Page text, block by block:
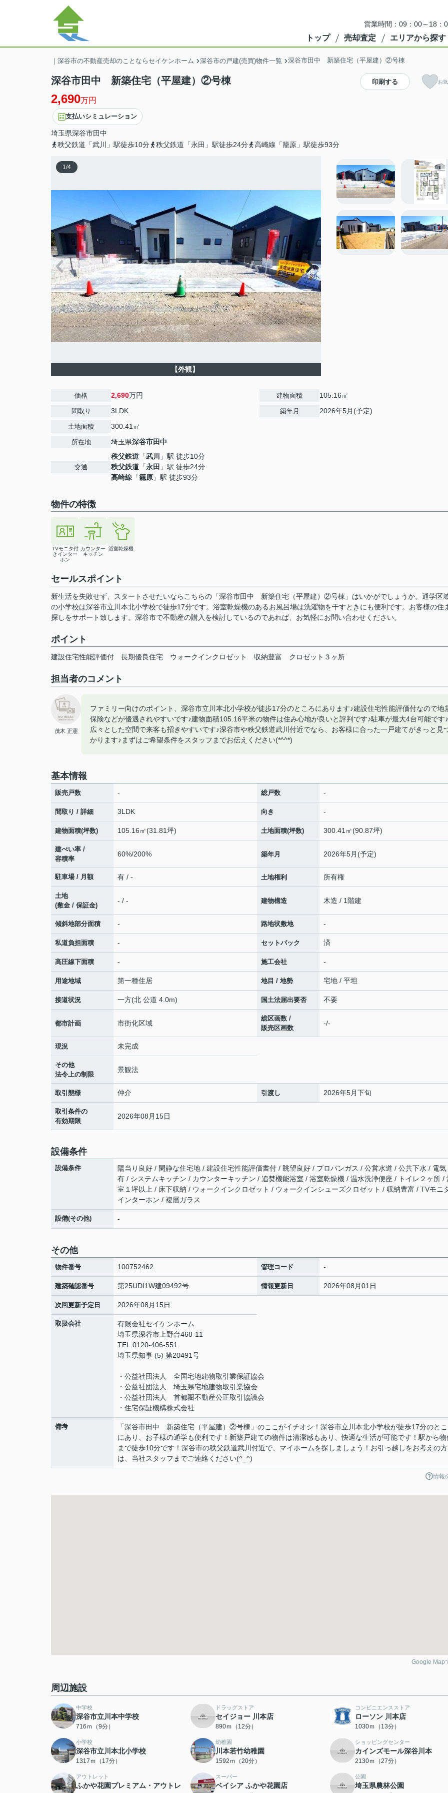
営業時間：09：00～18
トップ 売却査定 エリアから探す
｜深谷市の不動産売却のことならセイケンホーム 深谷市の戸建(売買)物件一覧 深谷市田中 新築住宅（平屋建）②号棟
深谷市田中 新築住宅（平屋建）②号棟
2,690万円
支払いシミュレーション
埼玉県深谷市田中
秩父鉄道「武川」駅徒歩10分
秩父鉄道「永田」駅徒歩24分 高崎線「籠原」駅徒歩93分
印刷する お
1/4
【外観】
価格 2,690万円
間取り 3LDK
土地面積 300.41㎡
所在地 埼玉県深谷市田中
交通
秩父鉄道 「武川
」駅 徒歩10分
秩父鉄道 「永田 」駅 徒歩24分
高崎線 「籠原 」駅 徒歩93分
建物面積 105.16㎡
築年月 2026年5月(予定)
物件の特徴
TVモニタ付
きインター
ホン
カウンター
キッチン
浴室乾燥機
セールスポイント
新生活を失敗せず、スタートさせたいならこちらの「深谷市田中 新築住宅（平屋建）②号棟」はいかがでしょうか。通学区
の小学校は深谷市立川本北小学校で徒歩17分です。浴室乾燥機のあるお風呂場は洗濯物を干すときにも便利です。お客様の住
探しをサポート致します。深谷市で不動産の購入を検討しているのであれば、お気軽にお問い合わせください。
ポイント
建設住宅性能評価付 長期優良住宅 ウォークインクロゼット 収納豊富 クロゼット３ヶ所
担当者のコメント
茂木 正憲
ファミリー向けのポイント、深谷市立川本北小学校が徒歩17分のところにあります♪建設住宅性能評価付なので地
保険などが優遇されやすいです♪建物面積105.16平米の物件は住み心地が良いと評判です♪駐車が最大4台可能です♪
広々とした空間で来客も招きやすいです♪深谷市や秩父鉄道武川付近でなら、お客様に合った一戸建てがきっと見
かります♪まずはご希望条件をスタッフまでお伝えください(*^^*)
基本情報
販売戸数 - 総戸数 -
間取り / 詳細 3LDK 向き -
建物面積(坪数) 105.16㎡(31.81坪) 土地面積(坪数) 300.41㎡(90.87坪)
建ぺい率 /
容積率
60%/200% 築年月 2026年5月(予定)
駐車場 / 月額 有 / - 土地権利 所有権
土地
(敷金 / 保証金)
- / - 建物構造 木造 / 1階建
傾斜地部分面積 - 路地状敷地 -
私道負担面積 - セットバック 済
高圧線下面積 - 施工会社 -
用途地域 第一種住居 地目 / 地勢 宅地 / 平坦
接道状況 一方(北 公道 4.0m) 国土法届出要否 不要
都市計画 市街化区域
総区画数 /
販売区画数
-/-
現況 未完成
その他
法令上の制限
景観法
取引態様 仲介 引渡し 2026年5月下旬
取引条件の
有効期限
2026年08月15日
設備条件
設備条件
陽当り良好 / 閑静な住宅地 / 建設住宅性能評価書付 / 眺望良好 / プロパンガス / 公営水道 / 公共下水 / 電気
有 / システムキッチン / カウンターキッチン / 追焚機能浴室 / 浴室乾燥機 / 温水洗浄便座 / トイレ２ヶ所 /
室１坪以上 / 床下収納 / ウォークインクロゼット / ウォークインシューズクロゼット / 収納豊富 / TVモニ
インターホン / 複層ガラス
設備(その他) -
その他
物件番号 100752462 管理コード -
建築確認番号 第25UDI1W建09492号 情報更新日 2026年08月01日
次回更新予定日 2026年08月15日
取扱会社
有限会社セイケンホーム
埼玉県深谷市上野台468-11
TEL:0120-406-551
埼玉県知事 (5) 第20491号
・公益社団法人 全国宅地建物取引業保証協会
・公益社団法人 埼玉県宅地建物取引業協会
・公益社団法人 首都圏不動産公正取引協議会
・住宅保証機構株式会社
備考
「深谷市田中 新築住宅（平屋建）②号棟」のここがイチオシ！深谷市立川本北小学校が徒歩17分のと
にあり、お子様の通学も便利です！新築戸建ての物件は清潔感もあり、快適な生活が可能です！駅から物
まで徒歩10分です！深谷市の秩父鉄道武川付近で、マイホームを探しましょう！お引っ越しをお考えの方
は、当社スタッフまでご連絡ください(^_^)
情報
Google Map
周辺施設
中学校
深谷市立川本中学校
716ｍ（9分）
ドラッグストア
セイジョー 川本店
890ｍ（12分）
コンビニエンスストア
ローソン 川本店
1030ｍ（13分）
小学校
深谷市立川本北小学校
1317ｍ（17分）
幼稚園
川本若竹幼稚園
1592ｍ（20分）
ショッピングセンター
カインズモール深谷川本
2130ｍ（27分）
アウトレット
ふかや花園プレミアム・アウトレ
スーパー
ベイシア ふかや花園店
公園
埼玉県農林公園